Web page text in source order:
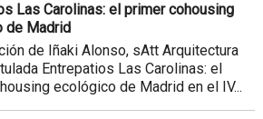
Las Carolinas: el primer cohousing
de Madrid
de Iñaki Alonso, sAtt Arquitectura
Entrepatios Las Carolinas: el
ecológico de Madrid en el IV...